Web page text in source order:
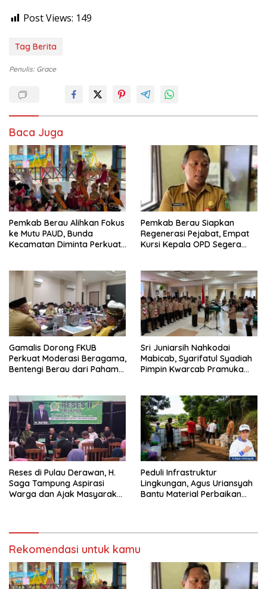
Post Views: 149
Tag Berita
Penulis: Grace
Baca Juga
Pemkab Berau Alihkan Fokus
ke Mutu PAUD, Bunda
Kecamatan Diminta Perkuat
Pemkab Berau Siapkan
Regenerasi Pejabat, Empat
Kursi Kepala OPD Segera
Gamalis Dorong FKUB
Perkuat Moderasi Beragama,
Bentengi Berau dari Paham
Sri Juniarsih Nahkodai
Mabicab, Syarifatul Syadiah
Pimpin Kwarcab Pramuka
Reses di Pulau Derawan, H.
Saga Tampung Aspirasi
Warga dan Ajak Masyarakat
Peduli Infrastruktur
Lingkungan, Agus Uriansyah
Bantu Material Perbaikan
Rekomendasi untuk kamu